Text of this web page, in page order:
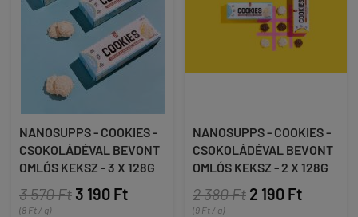
NANOSUPPS - COOKIES -
CSOKOLÁDÉVAL BEVONT
OMLÓS KEKSZ - 3 X 128G
3 570 Ft 3 190 Ft
(8 Ft / g)
NANOSUPPS - COOKIES -
CSOKOLÁDÉVAL BEVONT
OMLÓS KEKSZ - 2 X 128G
2 380 Ft 2 190 Ft
(9 Ft / g)